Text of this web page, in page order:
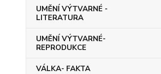
UMĚNÍ VÝTVARNÉ -
LITERATURA
UMĚNÍ VÝTVARNÉ-
REPRODUKCE
VÁLKA- FAKTA